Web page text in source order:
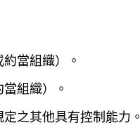
當組織）。
組織）。
之其他具有控制能力。